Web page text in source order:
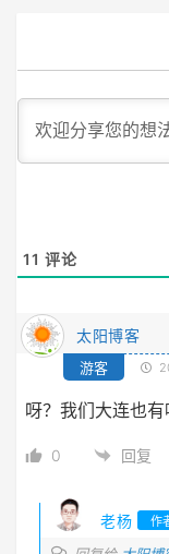
11 评论
太阳博客
游客
呀？我们大连也有
0 回复
老杨 作